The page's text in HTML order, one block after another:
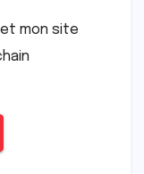
et mon site